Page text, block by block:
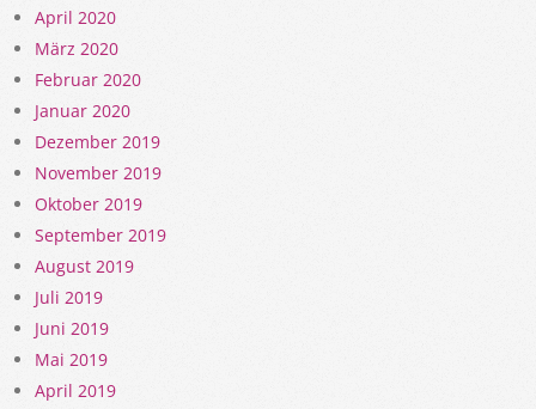
April 2020
März 2020
Februar 2020
Januar 2020
Dezember 2019
November 2019
Oktober 2019
September 2019
August 2019
Juli 2019
Juni 2019
Mai 2019
April 2019